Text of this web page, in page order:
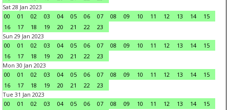
Sat 28 Jan 2023
00
01 02 03 04 05 06 07 08 09 10 11 12 13 14
15
16
17 18 19 20 21 22
23
Sun 29 Jan 2023
00
01 02 03 04 05 06 07 08 09 10 11 12 13 14
15
16
17 18 19 20 21 22
23
Mon 30 Jan 2023
00
01 02 03 04 05 06 07 08 09 10 11 12 13 14
15
16
17 18 19 20 21 22
23
Tue 31 Jan 2023
00
01 02 03 04 05 06 07 08 09 10 11 12 13 14
15